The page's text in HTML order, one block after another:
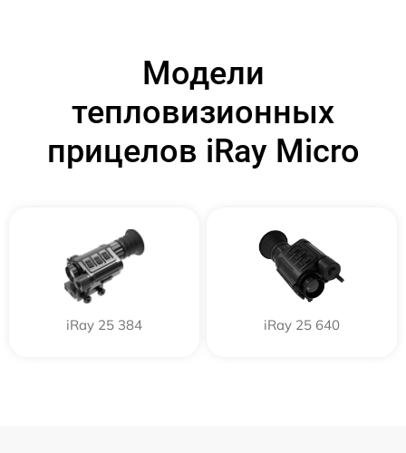
Модели
тепловизионных
прицелов iRay Micro
iRay 25 384 iRay 25 640